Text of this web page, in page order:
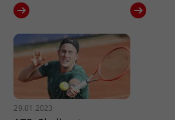
29.01.2023